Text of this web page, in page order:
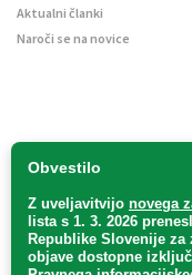
Obvestilo
Z uveljavitvijo novega
lista s 1. 3. 2026
Republike Slovenije za
objave dostopne
Aktualni članki
Naroči se na novice